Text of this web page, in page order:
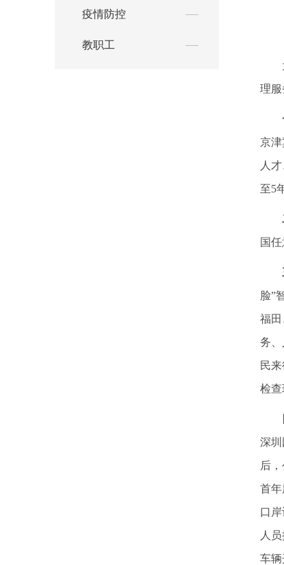
疫情防控
教职工
理服
京
人
至5
国
脸”
福
务
民
检查
深
后
首
口
人
车辆